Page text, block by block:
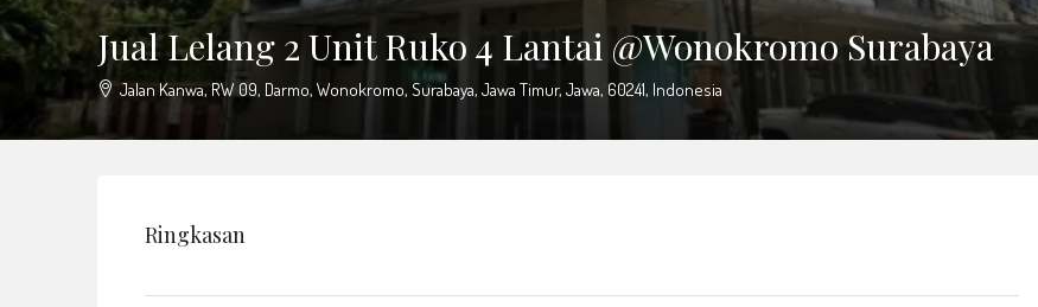
Jual Lelang 2 Unit Ruko 4 Lantai @Wonokromo Surabaya
Jalan Kanwa, RW 09, Darmo, Wonokromo, Surabaya, Jawa Timur, Jawa, 60241, Indonesia
Ringkasan